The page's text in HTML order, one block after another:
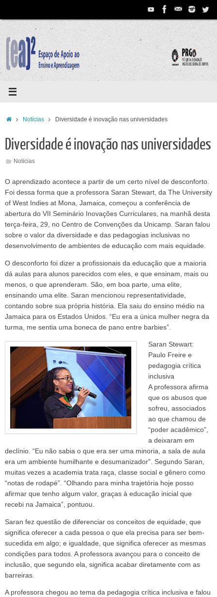
conteúdo
HomeNotícias Diversidade é inovação nas universidades
Diversidade é inovação nas universidades
Notícias
O aprendizado acontece a partir de um certo nível de desconforto.
Foi dessa forma que a professora Saran Stewart, da The University
of West Indies at Mona, Jamaica, começou a conferência de
abertura do VII Seminário Inovações Curriculares, na manhã desta
terça-feira, 29, no Centro de Convenções da Unicamp. Saran falou
sobre o valor da diversidade e das pedagogias inclusivas no
desenvolvimento de ambientes de educação com mais equidade.
O desconforto foi dizer a profissionais da educação que a maioria
dá aulas para alunos parecidos com eles, e que ensinam, mais ou
menos, o que aprenderam. São, em boa parte, uma elite,
ensinando uma elite. Saran mencionou representatividade,
contando sobre sua própria história. Ela saiu do ensino médio na
Jamaica para os Estados Unidos. “Eu era a única mulher negra da
turma, me sentia uma boneca de pano entre barbies”.
Saran Stewart:
Paulo Freire e
pedagogia crítica
inclusiva
A professora afirma
que os abusos que
sofreu, associados
ao que chamou de
“poder acadêmico”,
a deixaram em
declínio. “Eu não sabia o que era ser uma minoria, a sala de aula
era um ambiente humilhante e desumanizador”. Segundo Saran,
muitas vezes a academia trata raça, classe social e gênero como
“notas de rodapé”. “Olhando para minha trajetória hoje posso
afirmar que tenho algum valor, graças à educação inicial que
recebi na Jamaica”, pontuou.
Saran fez questão de diferenciar os conceitos de equidade, que
significa oferecer a cada pessoa o que ela precisa para ser bem-
sucedida em algo; e igualdade, que significa oferecer as mesmas
condições para todos. A professora avançou para o conceito de
inclusão, que segundo ela, significa acabar diretamente com as
barreiras.
A professora chegou ao tema da pedagogia crítica inclusiva e falou